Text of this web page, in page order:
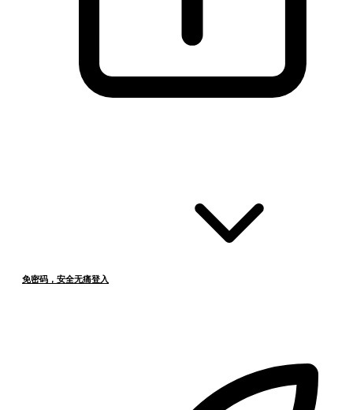
免密码，安全无痛登入